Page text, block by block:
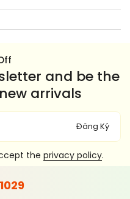
and be the
arrivals
Đăng Ký
the privacy policy.